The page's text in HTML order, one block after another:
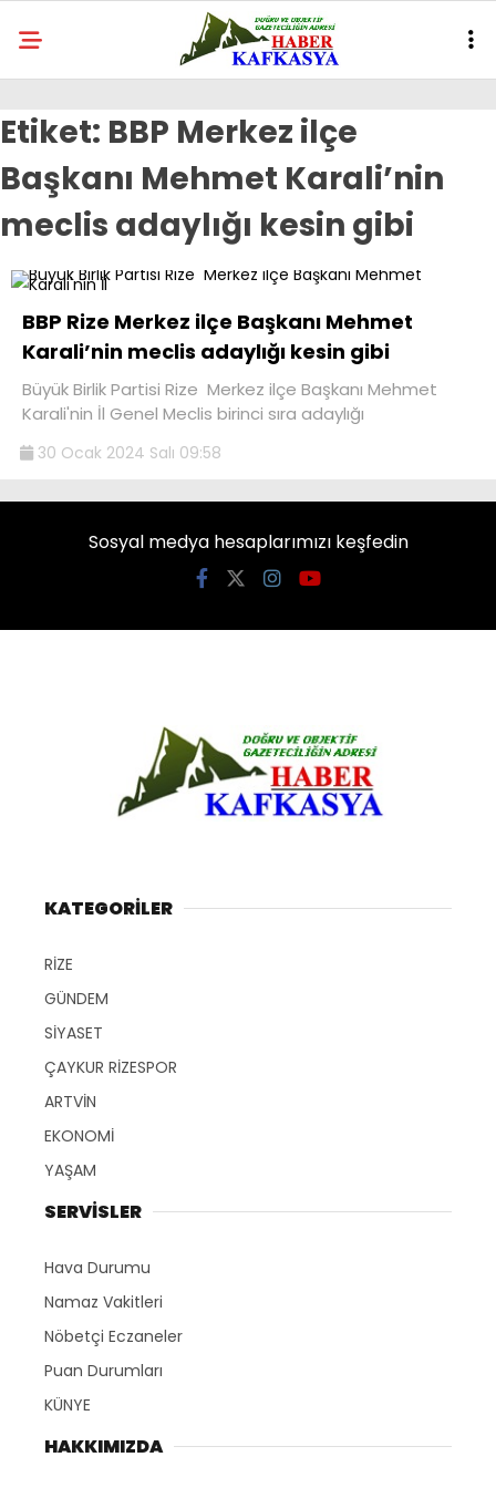
Etiket: BBP Merkez ilçe
Başkanı Mehmet Karali’nin
meclis adaylığı kesin gibi
BBP Rize Merkez ilçe Başkanı Mehmet
Karali’nin meclis adaylığı kesin gibi
Büyük Birlik Partisi Rize Merkez ilçe Başkanı Mehmet
Karali'nin İl Genel Meclis birinci sıra adaylığı
30 Ocak 2024 Salı 09:58
Sosyal medya hesaplarımızı keşfedin
KATEGORİLER
RİZE
GÜNDEM
SİYASET
ÇAYKUR RİZESPOR
ARTVİN
EKONOMİ
YAŞAM
SERVİSLER
Hava Durumu
Namaz Vakitleri
Nöbetçi Eczaneler
Puan Durumları
KÜNYE
HAKKIMIZDA